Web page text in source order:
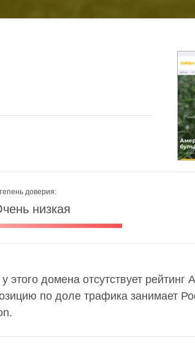
доверия:
низкая
домена отсутствует рейтинг
по доле трафика занимает